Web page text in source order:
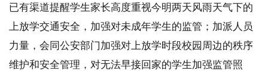
已有渠道提醒学生家长高度重视今明两天风雨天气下的
上放学交通安全，加强对未成年学生的监管；加派人员
力量，会同公安部门加强对上放学时段校园周边的秩序
维护和安全管理，对无法早接回家的学生加强监管照